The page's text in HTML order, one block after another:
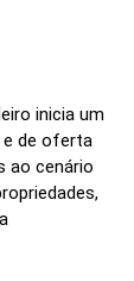
inicia um
e de oferta
ao cenário